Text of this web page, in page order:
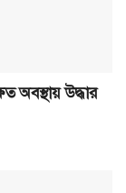
অবস্থায় উদ্ধার